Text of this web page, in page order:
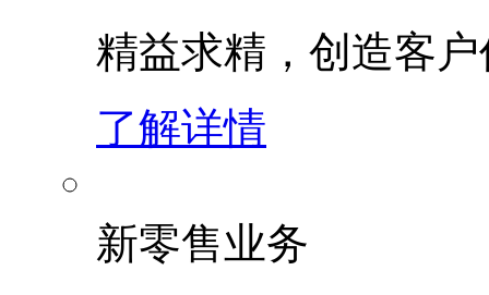
精益求精，创造客
了解详情
新零售业务